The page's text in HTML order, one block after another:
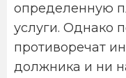
определенную
услуги. Однако
противоречат
должника и ни